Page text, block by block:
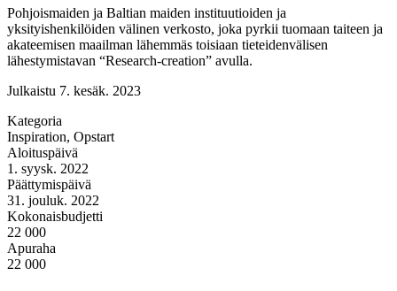
Pohjoismaiden ja Baltian maiden instituutioiden ja
yksityishenkilöiden välinen verkosto, joka pyrkii tuomaan taiteen ja
akateemisen maailman lähemmäs toisiaan tieteidenvälisen
lähestymistavan “Research-creation” avulla.
Julkaistu 7. kesäk. 2023
Kategoria
Inspiration, Opstart
Aloituspäivä
1. syysk. 2022
Päättymispäivä
31. jouluk. 2022
Kokonaisbudjetti
22 000
Apuraha
22 000